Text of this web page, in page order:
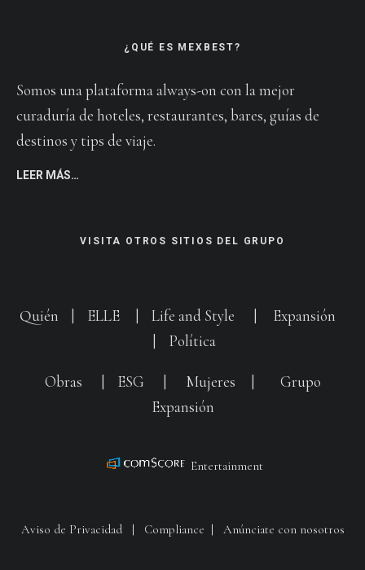
¿QUÉ ES MEXBEST?
Somos una plataforma always-on con la mejor
curaduría de hoteles, restaurantes, bares, guías de
destinos y tips de viaje.
LEER MÁS…
VISITA OTROS SITIOS DEL GRUPO
Quién ELLE Life and Style
Expansión
Política
Obras ESG Mujeres
Grupo
Expansión
Entertainment
Aviso de Privacidad| Compliance Anúnciate con nosotros